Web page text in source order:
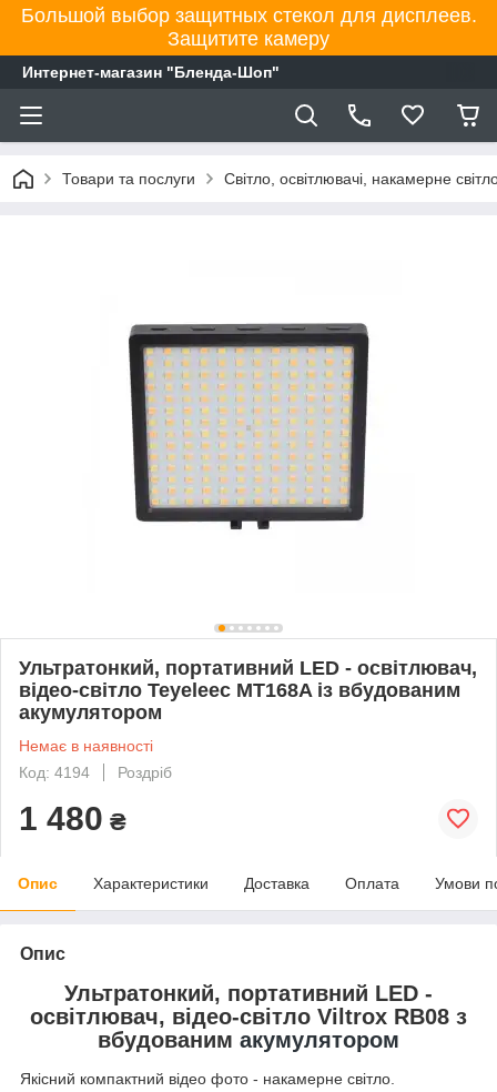
Большой выбор защитных стекол для дисплеев.
Защитите камеру
Интернет-магазин "Бленда-Шоп"
Товари та послуги Світло, освітлювачі, накамерне
Ультратонкий, портативний LED - освітлювач,
відео-світло Teyeleec MT168A із вбудованим
акумулятором
Немає в наявності
Код: 4194
Роздріб
1 480 ₴
Опис Характеристики Доставка Оплата Умови
Опис
Ультратонкий, портативний LED -
освітлювач, відео-світло Viltrox RB08 з
вбудованим акумулятором
Якісний компактний відео фото - накамерне світло.